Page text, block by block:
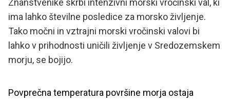
Znanstvenike skrbi intenzivni morski vročinski val, ki
ima lahko številne posledice za morsko življenje.
Tako močni in vztrajni morski vročinski valovi bi
lahko v prihodnosti uničili življenje v Sredozemskem
morju, se bojijo.
Povprečna temperatura površine morja ostaja